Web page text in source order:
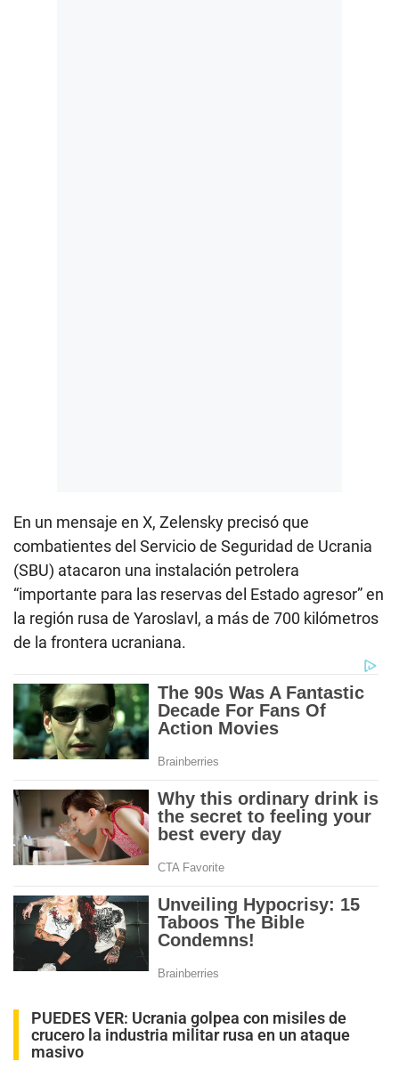
En un mensaje en X, Zelensky precisó que
combatientes del Servicio de Seguridad de Ucrania
(SBU) atacaron una instalación petrolera
“importante para las reservas del Estado agresor” en
la región rusa de Yaroslavl, a más de 700 kilómetros
de la frontera ucraniana.
PUEDES VER: Ucrania golpea con misiles de
crucero la industria militar rusa en un ataque
masivo